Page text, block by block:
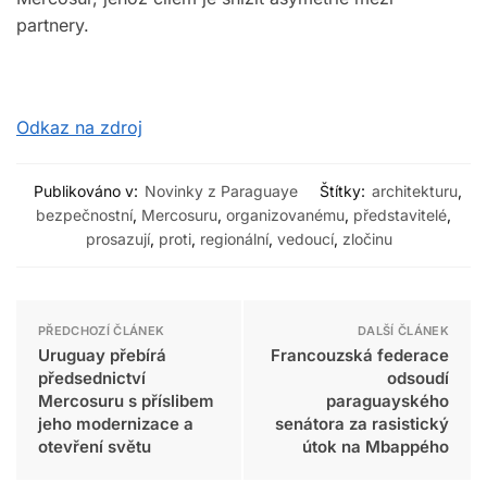
partnery.
Odkaz na zdroj
Publikováno v: Novinky z Paraguaye Štítky: architekturu,
bezpečnostní, Mercosuru, organizovanému, představitelé,
prosazují, proti, regionální, vedoucí, zločinu
PŘEDCHOZÍ ČLÁNEK
Uruguay přebírá
předsednictví
Mercosuru s příslibem
jeho modernizace a
otevření světu
DALŠÍ ČLÁNEK
Francouzská federace
odsoudí
paraguayského
senátora za rasistický
útok na Mbappého